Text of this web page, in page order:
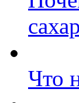
Что